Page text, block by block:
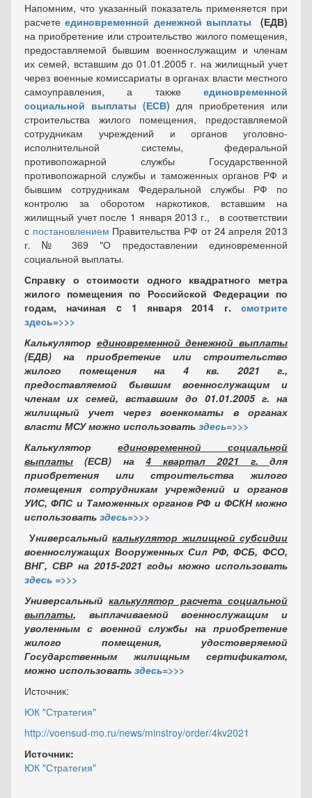
Напомним, что указанный показатель применяется при
расчетеединовременной денежной выплаты
(ЕДВ)
на приобретение или строительство жилого помещения,
предоставляемой бывшим военнослужащим и членам
их семей, вставшим до 01.01.2005 г. на жилищный учет
через военные комиссариаты в органах власти местного
самоуправления, а также единовременной
социальной выплаты (ЕСВ) для приобретения или
строительства жилого помещения, предоставляемой
сотрудникам учреждений и органов уголовно-
исполнительной системы, федеральной
противопожарной службы Государственной
противопожарной службы и таможенных органов РФ и
бывшим сотрудникам Федеральной службы РФ по
контролю за оборотом наркотиков, вставшим на
жилищный учет после 1 января 2013 г., в соответствии
с постановлением Правительства РФ от 24 апреля 2013
г. № 369 "О предоставлении единовременной
социальной выплаты.
Справку о стоимости одного квадратного метра
жилого помещения по Российской Федерации по
годам, начиная c 1 января 2014 г. смотрите
здесь=>>>
Калькулятор единовременной денежной выплаты
(ЕДВ) на приобретение или строительство
жилого помещения на 4 кв. 2021 г.,
предоставляемой бывшим военнослужащим и
членам их семей, вставшим до 01.01.2005 г. на
жилищный учет через военкоматы в органах
власти МСУ можно использовать здесь=>>>
Калькулятор единовременной социальной
выплаты (ЕСВ) на4 квартал 2021 г.для
приобретения или строительства жилого
помещения сотрудникам учреждений и органов
УИС, ФПС и Таможенных органов РФ и ФСКН можно
использовать здесь=>>>
Универсальный калькулятор жилищной субсидии
военнослужащих Вооруженных Сил РФ, ФСБ, ФСО,
ВНГ, СВР на 2015-2021 годы можно использовать
здесь =>>>
Универсальныйкалькулятор расчета социальной
выплаты, выплачиваемой военнослужащим и
уволенным с военной службы на приобретение
жилого помещения, удостоверяемой
Государственным жилищным сертификатом,
можно использовать здесь=>>>
Источник:
ЮК "Стратегия"
http://voensud-mo.ru/news/minstroy/order/4kv2021
Источник:
ЮК "Стратегия"